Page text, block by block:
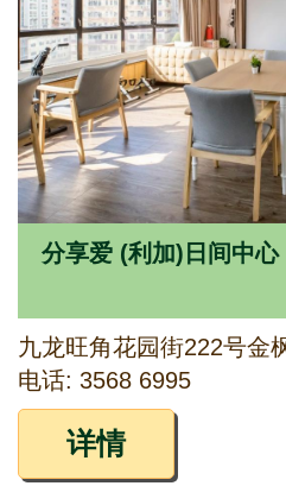
分享爱 (利加)日间中心
九龙旺角花园街222号金
电话: 3568 6995
详情